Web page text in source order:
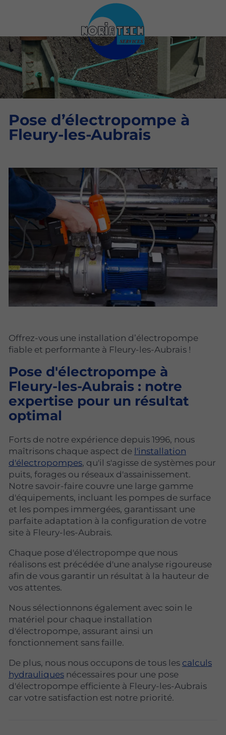
Pose d’électropompe à
Fleury-les-Aubrais
Offrez-vous une installation d’électropompe
fiable et performante à Fleury-les-Aubrais !
Pose d'électropompe à
Fleury-les-Aubrais : notre
expertise pour un résultat
optimal
Forts de notre expérience depuis 1996, nous
maîtrisons chaque aspect de l'installation
d'électropompes, qu'il s'agisse de systèmes pour
puits, forages ou réseaux d'assainissement.
Notre savoir-faire couvre une large gamme
d'équipements, incluant les pompes de surface
et les pompes immergées, garantissant une
parfaite adaptation à la configuration de votre
site à Fleury-les-Aubrais.
Chaque pose d'électropompe que nous
réalisons est précédée d'une analyse rigoureuse
afin de vous garantir un résultat à la hauteur de
vos attentes.
Nous sélectionnons également avec soin le
matériel pour chaque installation
d'électropompe, assurant ainsi un
fonctionnement sans faille.
De plus, nous nous occupons de tous les calculs
hydrauliques nécessaires pour une pose
d'électropompe efficiente à Fleury-les-Aubrais
car votre satisfaction est notre priorité.